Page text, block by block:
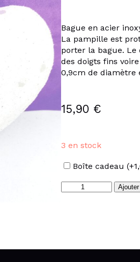
Bague en acier
La pampille est
porter la bague. Le
des doigts fins
0,9cm de diamètre
15,90 €
3 en stock
Options
Boîte cadeau (+
quantité